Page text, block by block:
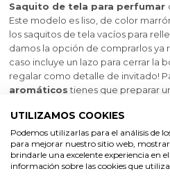
Saquito de tela para perfumar
Este modelo es liso, de color
los saquitos de tela vacíos para
damos la opción de comprarlos ya
caso incluye un lazo para cerrar la
regalar como detalle de invitado!
aromáticostienes que preparar
pulverizar la guata. Tendrás un
económico.
Medidas aprox: 14 x 9 cm
UTILIZAMOS COOKIES
Podemos utilizarlas para el análisis de
para mejorar nuestro sitio web,
brindarle una excelente experiencia en
información sobre las cookies que